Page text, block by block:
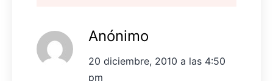
Anónimo
20 diciembre, 2010 a las 4:50
pm